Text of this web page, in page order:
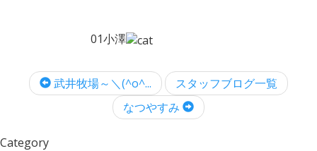
01小澤
武井牧場～＼(^o^...
スタッフブログ一覧
なつやすみ
Category